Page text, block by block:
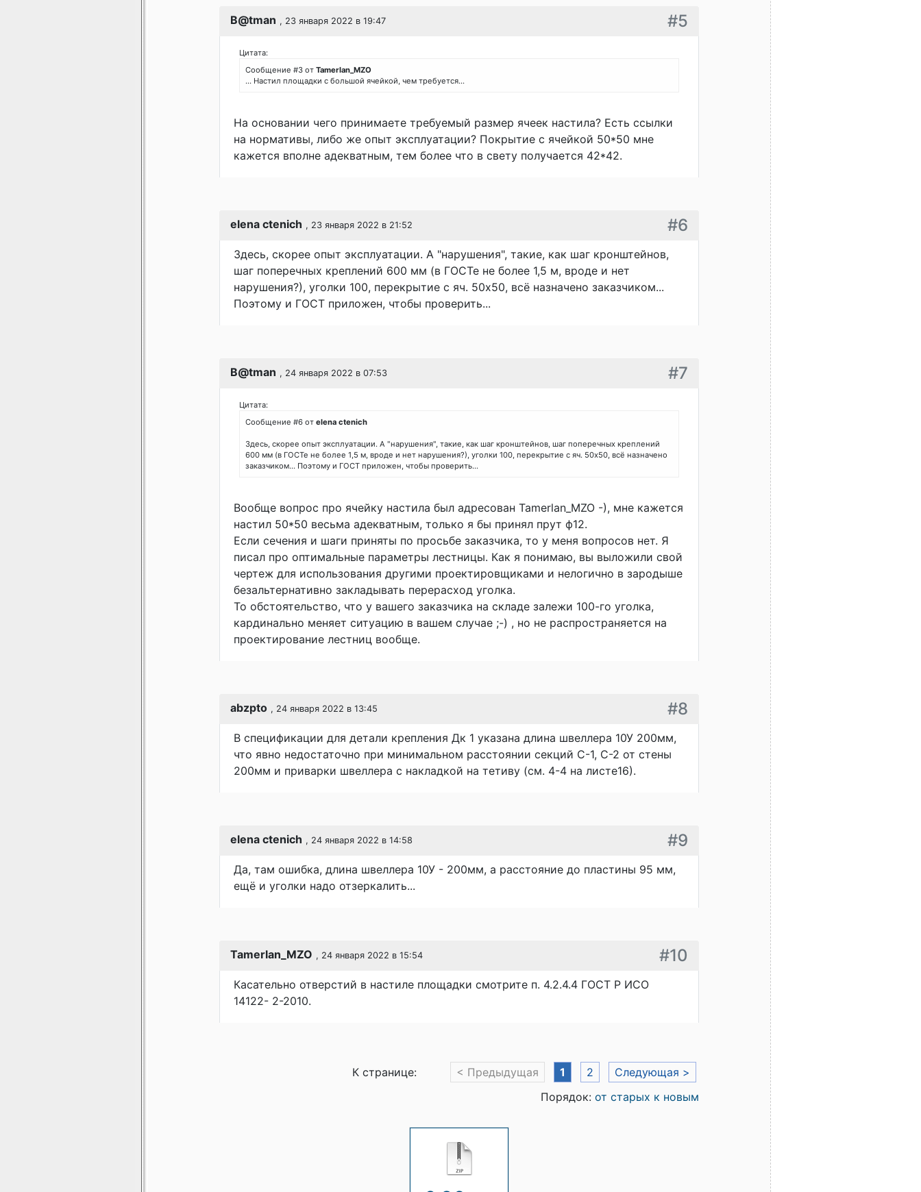
B@tman , 23 января 2022 в 19:47 #5
Цитата:
Сообщение #3 от Tamerlan_MZO
... Настил площадки с большой ячейкой, чем требуется...
На основании чего принимаете требуемый размер ячеек настила? Есть ссылки
на нормативы, либо же опыт эксплуатации? Покрытие с ячейкой 50*50 мне
кажется вполне адекватным, тем более что в свету получается 42*42.
elena ctenich , 23 января 2022 в 21:52 #6
Здесь, скорее опыт эксплуатации. А "нарушения", такие, как шаг кронштейнов,
шаг поперечных креплений 600 мм (в ГОСТе не более 1,5 м, вроде и нет
нарушения?), уголки 100, перекрытие с яч. 50х50, всё назначено заказчиком...
Поэтому и ГОСТ приложен, чтобы проверить...
B@tman , 24 января 2022 в 07:53 #7
Цитата:
Сообщение #6 от elena ctenich
Здесь, скорее опыт эксплуатации. А "нарушения", такие, как шаг кронштейнов, шаг поперечных креплений
600 мм (в ГОСТе не более 1,5 м, вроде и нет нарушения?), уголки 100, перекрытие с яч. 50х50, всё назначено
заказчиком... Поэтому и ГОСТ приложен, чтобы проверить...
Вообще вопрос про ячейку настила был адресован Tamerlan_MZO -), мне кажется
настил 50*50 весьма адекватным, только я бы принял прут ф12.
Если сечения и шаги приняты по просьбе заказчика, то у меня вопросов нет. Я
писал про оптимальные параметры лестницы. Как я понимаю, вы выложили свой
чертеж для использования другими проектировщиками и нелогично в зародыше
безальтернативно закладывать перерасход уголка.
То обстоятельство, что у вашего заказчика на складе залежи 100-го уголка,
кардинально меняет ситуацию в вашем случае ;-) , но не распространяется на
проектирование лестниц вообще.
abzpto , 24 января 2022 в 13:45 #8
В спецификации для детали крепления Дк 1 указана длина швеллера 10У 200мм,
что явно недостаточно при минимальном расстоянии секций С-1, С-2 от стены
200мм и приварки швеллера с накладкой на тетиву (см. 4-4 на листе16).
elena ctenich , 24 января 2022 в 14:58 #9
Да, там ошибка, длина швеллера 10У - 200мм, а расстояние до пластины 95 мм,
ещё и уголки надо отзеркалить...
Tamerlan_MZO , 24 января 2022 в 15:54 #10
Касательно отверстий в настиле площадки смотрите п. 4.2.4.4 ГОСТ Р ИСО
14122- 2-2010.
К странице: < Предыдущая 1 2
Следующая >
Порядок: от старых к новым